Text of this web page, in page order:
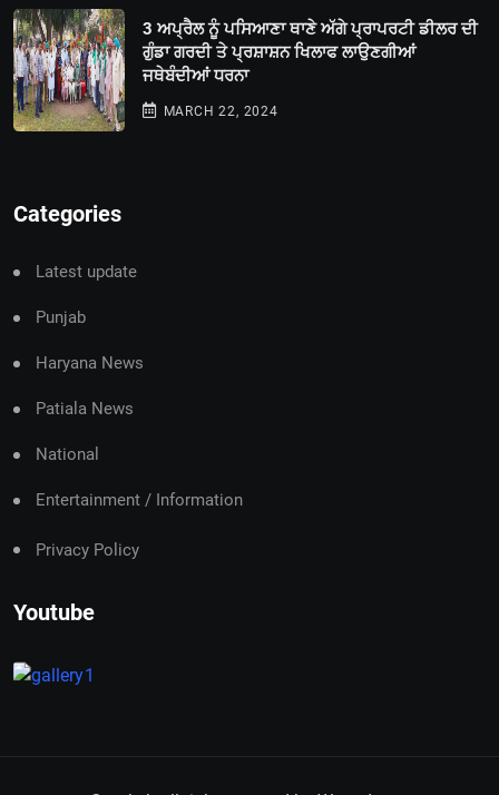
3 ਅਪ੍ਰੈਲ ਨੂੰ ਪਸਿਆਣਾ ਥਾਣੇ ਅੱਗੇ ਪ੍ਰਾਪਰਟੀ ਡੀਲਰ ਦੀ
ਗੁੰਡਾ ਗਰਦੀ ਤੇ ਪ੍ਰਸ਼ਾਸ਼ਨ ਖਿਲਾਫ ਲਾਉਣਗੀਆਂ
ਜਥੇਬੰਦੀਆਂ ਧਰਨਾ
MARCH 22, 2024
Categories
Latest update
Punjab
Haryana News
Patiala News
National
Entertainment / Information
Privacy Policy
Youtube